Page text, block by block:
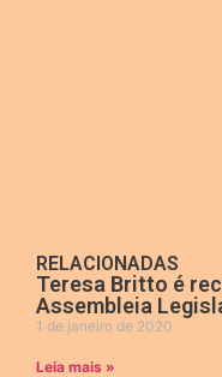
RELACIONADAS
Teresa Britto é
Assembleia
1 de janeiro de 2020
Leia mais »